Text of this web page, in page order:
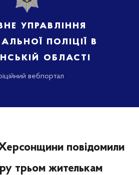
управління
поліції в
області
вебпортал
Херсонщини повідомили
трьом жителькам